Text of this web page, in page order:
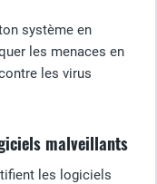
système en
les menaces en
les virus
malveillants
les logiciels